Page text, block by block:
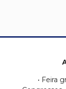
• Feira